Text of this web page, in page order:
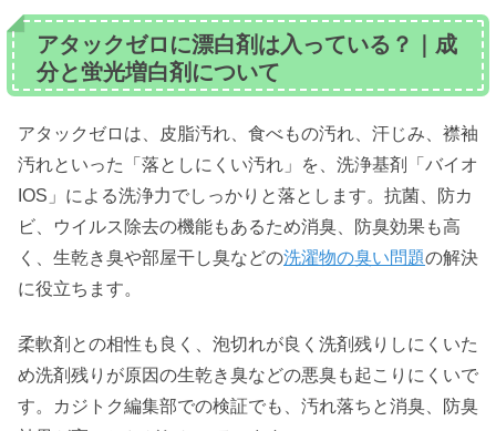
アタックゼロに漂白剤は入っている？｜成
分と蛍光増白剤について
アタックゼロは、皮脂汚れ、食べもの汚れ、汗じみ、襟袖
汚れといった「落としにくい汚れ」を、洗浄基剤「バイオ
IOS」による洗浄力でしっかりと落とします。抗菌、防カ
ビ、ウイルス除去の機能もあるため消臭、防臭効果も高
く、生乾き臭や部屋干し臭などの洗濯物の臭い問題の解決
に役立ちます。
柔軟剤との相性も良く、泡切れが良く洗剤残りしにくいた
め洗剤残りが原因の生乾き臭などの悪臭も起こりにくいで
す。カジトク編集部での検証でも、汚れ落ちと消臭、防臭